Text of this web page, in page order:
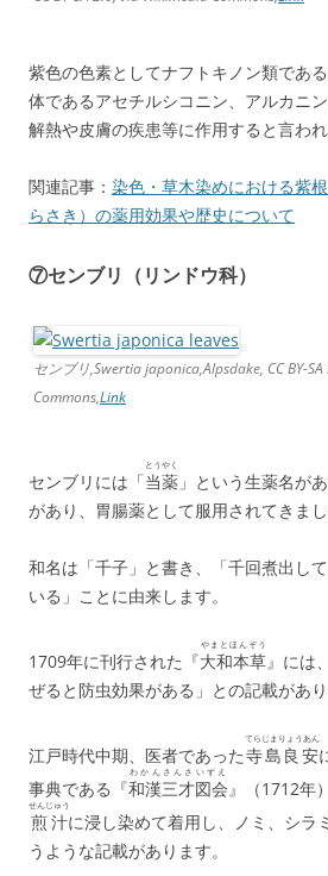
紫色の色素としてナフトキノン類であ
体であるアセチルシコニン、アルカニ
解熱や皮膚の疾患等に作用すると言われ
関連記事： 染色・草木染めにおける紫
らさき）の薬用効果や歴史について
⑦センブリ（リンドウ科）
センブリ,Swertia japonica,Alpsdake, CC BY-
Commons,Link
センブリには「当薬
とうやく
」という生薬名が
があり、胃腸薬として服用されてきまし
和名は「千子」と書き、「千回煮出し
いる」ことに由来します。
1709年に刊行された『大和本草
やまとほんぞう
』には
ぜると防虫効果がある」との記載があり
江戸時代中期、医者であった寺島良安
てらじまりょうあん
事典である『和漢三才図会
わかんさんさいずえ
』（1712年
煎汁
せんじゅう
に浸し染めて着用し、ノミ、シラ
うような記載があります。